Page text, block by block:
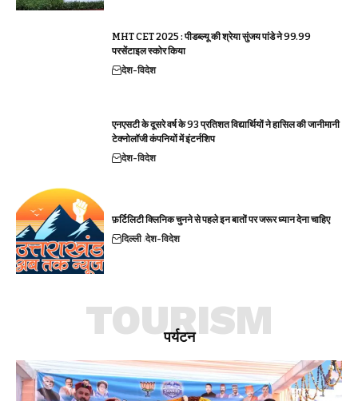
MHT CET 2025 : पीडब्ल्यू की श्रेया सुंजय पांडे ने 99.99
परसेंटाइल स्कोर किया
देश-विदेश
एनएसटी के दूसरे वर्ष के 93 प्रतिशत विद्यार्थियों ने हासिल की जानीमानी
टेक्नोलॉजी कंपनियों में इंटर्नशिप
देश-विदेश
फ़र्टिलिटी क्लिनिक चुनने से पहले इन बातों पर जरूर ध्यान देना चाहिए
दिल्ली देश-विदेश
पर्यटन
TOURISM